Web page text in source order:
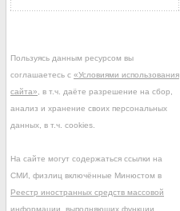
Пользуясь данным ресурсом вы
соглашаетесь с «Условиями использования
сайта» , в т.ч. даёте разрешение на сбор,
анализ и хранение своих персональных
данных, в т.ч. cookies.
На сайте могут содержаться ссылки на
СМИ, физлиц включённые Минюстом в
Реестр иностранных средств массовой
информации, выполняющих функции